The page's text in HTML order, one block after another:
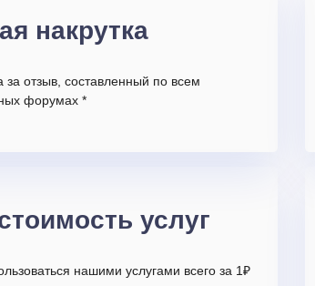
накрутка
за отзыв, составленный по всем
форумах *
услуг
нашими услугами всего за 1₽